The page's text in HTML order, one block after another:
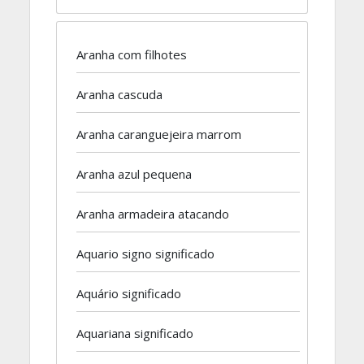
Aranha com filhotes
Aranha cascuda
Aranha caranguejeira marrom
Aranha azul pequena
Aranha armadeira atacando
Aquario signo significado
Aquário significado
Aquariana significado